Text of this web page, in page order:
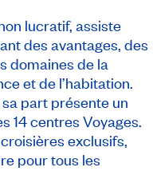
lucratif, assiste
des avantages, des
domaines de la
et de l’habitation.
part présente un
14 centres Voyages.
exclusifs,
pour tous les